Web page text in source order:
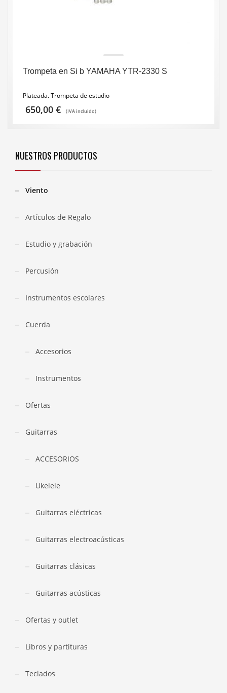
Trompeta en Si b YAMAHA YTR-2330 S
Plateada. Trompeta de estudio
650,00 € (IVA incluido)
NUESTROS PRODUCTOS
Viento
Artículos de Regalo
Estudio y grabación
Percusión
Instrumentos escolares
Cuerda
Accesorios
Instrumentos
Ofertas
Guitarras
ACCESORIOS
Ukelele
Guitarras eléctricas
Guitarras electroacústicas
Guitarras clásicas
Guitarras acústicas
Ofertas y outlet
Libros y partituras
Teclados